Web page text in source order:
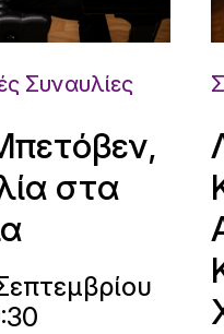
Συναυλίες
στα